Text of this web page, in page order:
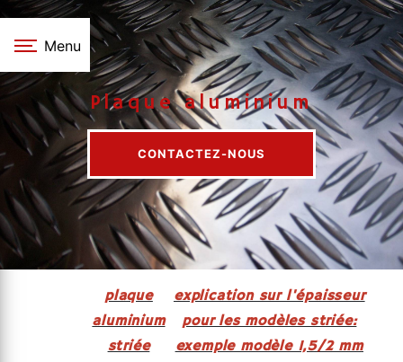
Panneau de gestion des cookies
Menu
Plaque aluminium
CONTACTEZ-NOUS
plaque
aluminium
striée
explication sur l'épaisseur
pour les modèles striée:
exemple modèle 1,5/2 mm